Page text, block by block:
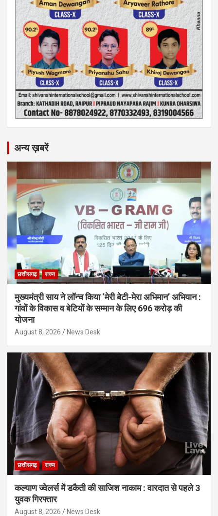
अन्य ख़बरें
छत्तीसगढ़ राज्य
मुख्यमंत्री साय ने लॉन्च किया ‘मेरी बेटी-मेरा अभिमान’ अभियान :
गांवों के विकास व बेटियों के सम्मान के लिए 696 करोड़ की
योजना
August 8, 2026 News Desk
छत्तीसगढ़ राज्य
कल्याण ज्वेलर्स में डकैती की साजिश नाकाम : वारदात से पहले 3
युवक गिरफ्तार
August 8, 2026 News Desk